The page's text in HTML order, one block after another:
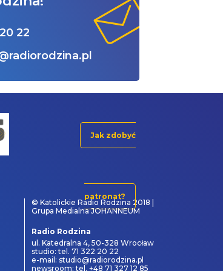
22
Jak zdobyć
patronat?
© Katolickie Radio Rodzina 2018 |
Grupa Medialna JOHANNEUM
Radio Rodzina
ul. Katedralna 4, 50-328 Wrocław
studio: tel. 71 322 20 22
e-mail: studio@radiorodzina.pl
newsroom: tel. +48 71 327 12 85